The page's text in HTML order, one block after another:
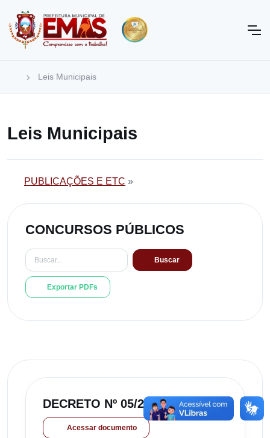
Leis Municipais
Leis Municipais
PUBLICAÇÕES E ETC »
CONCURSOS PÚBLICOS
Buscar
Exportar PDFs
DECRETO Nº 05/2013
Acessar documento